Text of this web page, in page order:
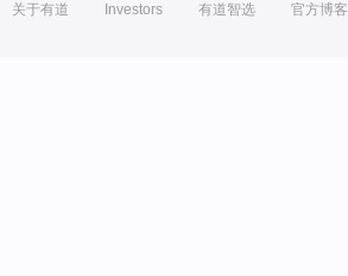
关于有道 Investors 有道智选 官方博客